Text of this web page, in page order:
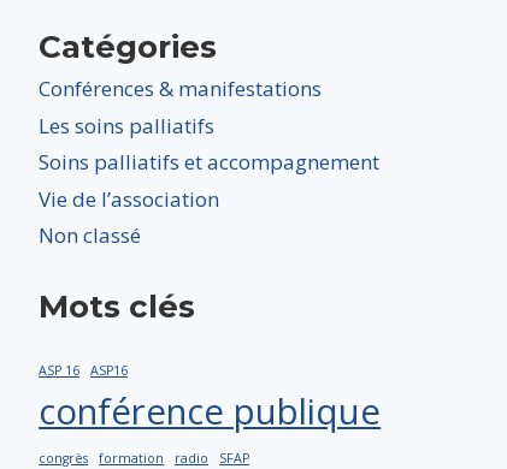
Catégories
Conférences & manifestations
Les soins palliatifs
Soins palliatifs et accompagnement
Vie de l’association
Non classé
Mots clés
ASP 16 ASP16
conférence publique
congrès formation radio SFAP